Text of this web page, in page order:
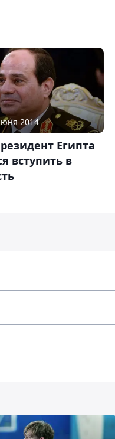
2014
Египта
вступить в